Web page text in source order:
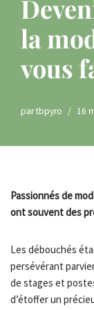
la
vous
partbpyro 16
Passionnés de
ont souvent des
Les débouchés
persévérant
de stages et
d’étoffer un